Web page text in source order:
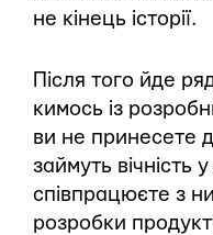
не кінець історії.
Після того йде
кимось із
ви не принесете
займуть вічність
співпрацюєте з
розробки